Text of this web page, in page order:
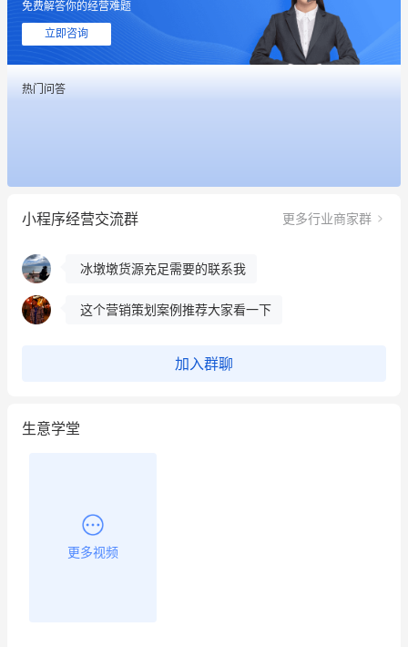
免费解答你的经营难题
立即咨询
热门问答
小程序经营交流群 更多行业商家群
餐饮也得靠私域和服务提高竞争力
昨晚的直播课程太好啦❤️
冰墩墩货源充足需要的联系我
这个营销策划案例推荐大家看一下
加入群聊
生意学堂
更多视频